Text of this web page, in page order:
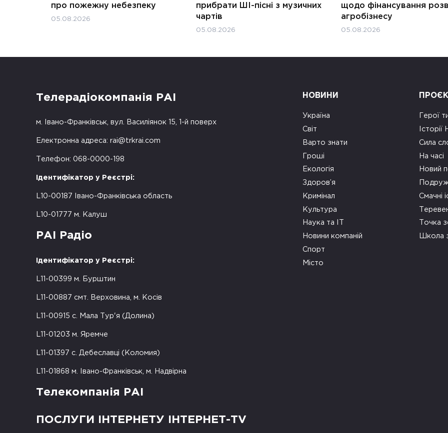
про пожежну небезпеку
05.08.2026
прибрати ШІ-пісні з музичних
чартів
05.08.2026
щодо фінансування
агробізнесу
05.08.2026
Телерадіокомпанія РАІ
м. Івано-Франківськ, вул. Василіянок 15, 1-й поверх
Електронна адреса: rai@trkrai.com
Телефон: 068-0000-198
Ідентифікатор у Реєстрі:
L10-00187 Івано-Франківська область
L10-01777 м. Калуш
РАІ Радіо
Ідентифікатор у Реєстрі:
L11-00399 м. Бурштин
L11-00887 смт. Верховина, м. Косів
L11-00915 с. Мала Тур'я (Долина)
L11-01203 м. Яремче
L11-01397 с. Дебеславці (Коломия)
L11-01868 м. Івано-Франківськ, м. Надвірна
Телекомпанія РАІ
ПОСЛУГИ ІНТЕРНЕТУ ІНТЕРНЕТ-TV
НОВИНИ
Україна
Світ
Варто знати
Гроші
Екологія
Здоров’я
Кримінал
Культура
Наука та ІТ
Новини компаній
Спорт
Місто
Герої
Сила
На часі
Новий
Смачні
Точка
Школа